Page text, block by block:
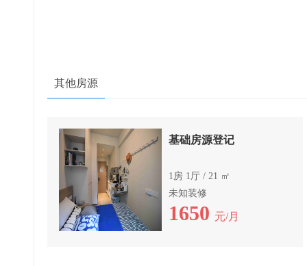
其他房源
基础房源登记
1房 1厅 / 21 ㎡
未知装修
1650 元/月